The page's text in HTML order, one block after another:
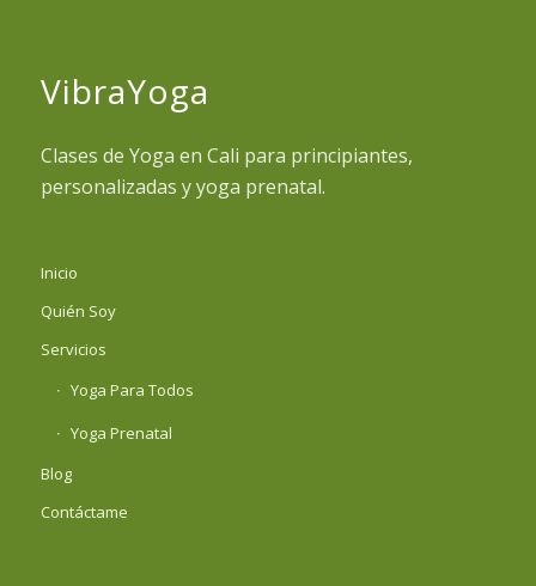
VibraYoga
Clases de Yoga en Cali para principiantes,
personalizadas y yoga prenatal.
Inicio
Quién Soy
Servicios
Yoga Para Todos
Yoga Prenatal
Blog
Contáctame